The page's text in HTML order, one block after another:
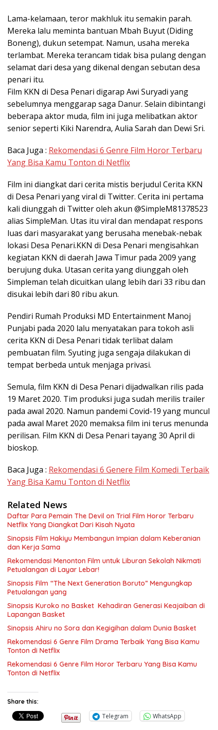
Lama-kelamaan, teror makhluk itu semakin parah.
Mereka lalu meminta bantuan Mbah Buyut (Diding
Boneng), dukun setempat. Namun, usaha mereka
terlambat. Mereka terancam tidak bisa pulang dengan
selamat dari desa yang dikenal dengan sebutan desa
penari itu.
Film KKN di Desa Penari digarap Awi Suryadi yang
sebelumnya menggarap saga Danur. Selain dibintangi
beberapa aktor muda, film ini juga melibatkan aktor
senior seperti Kiki Narendra, Aulia Sarah dan Dewi Sri.
Baca Juga : Rekomendasi 6 Genre Film Horor Terbaru
Yang Bisa Kamu Tonton di Netflix
Film ini diangkat dari cerita mistis berjudul Cerita KKN
di Desa Penari yang viral di Twitter. Cerita ini pertama
kali diunggah di Twitter oleh akun @SimpleM81378523
alias SimpleMan. Utas itu viral dan mendapat respons
luas dari masyarakat yang berusaha menebak-nebak
lokasi Desa Penari.KKN di Desa Penari mengisahkan
kegiatan KKN di daerah Jawa Timur pada 2009 yang
berujung duka. Utasan cerita yang diunggah oleh
Simpleman telah dicuitkan ulang lebih dari 33 ribu dan
disukai lebih dari 80 ribu akun.
Pendiri Rumah Produksi MD Entertainment Manoj
Punjabi pada 2020 lalu menyatakan para tokoh asli
cerita KKN di Desa Penari tidak terlibat dalam
pembuatan film. Syuting juga sengaja dilakukan di
tempat berbeda untuk menjaga privasi.
Semula, film KKN di Desa Penari dijadwalkan rilis pada
19 Maret 2020. Tim produksi juga sudah merilis trailer
pada awal 2020. Namun pandemi Covid-19 yang muncul
pada awal Maret 2020 memaksa film ini terus menunda
perilisan. Film KKN di Desa Penari tayang 30 April di
bioskop.
Baca Juga : Rekomendasi 6 Genere Film Komedi Terbaik
Yang Bisa Kamu Tonton di Netflix
Related News
Daftar Para Pemain The Devil on Trial Film Horor Terbaru
Netflix Yang Diangkat Dari Kisah Nyata
Sinopsis Film Hakiyu Membangun Impian dalam Keberanian
dan Kerja Sama
Rekomendasi Menonton Film untuk Liburan Sekolah Nikmati
Petualangan di Layar Lebar!
Sinopsis Film “The Next Generation Boruto” Mengungkap
Petualangan yang
Sinopsis Kuroko no Basket Kehadiran Generasi Keajaiban di
Lapangan Basket
Sinopsis Ahiru no Sora dan Kegigihan dalam Dunia Basket
Rekomendasi 6 Genre Film Drama Terbaik Yang Bisa Kamu
Tonton di Netflix
Rekomendasi 6 Genre Film Horor Terbaru Yang Bisa Kamu
Tonton di Netflix
Share this:
Telegram WhatsApp